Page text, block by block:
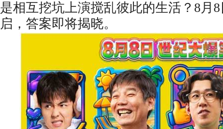
是相互挖坑上演搅乱彼此的生活？8月
启，答案即将揭晓。